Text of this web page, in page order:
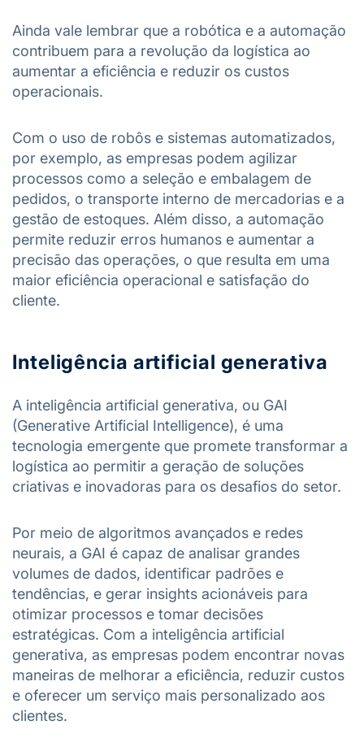
Ainda vale lembrar que a robótica e a automação
contribuem para a revolução da logística ao
aumentar a eficiência e reduzir os custos
operacionais.
Com o uso de robôs e sistemas automatizados,
por exemplo, as empresas podem agilizar
processos como a seleção e embalagem de
pedidos, o transporte interno de mercadorias e a
gestão de estoques. Além disso, a automação
permite reduzir erros humanos e aumentar a
precisão das operações, o que resulta em uma
maior eficiência operacional e satisfação do
cliente.
Inteligência artificial generativa
A inteligência artificial generativa, ou GAI
(Generative Artificial Intelligence), é uma
tecnologia emergente que promete transformar a
logística ao permitir a geração de soluções
criativas e inovadoras para os desafios do setor.
Por meio de algoritmos avançados e redes
neurais, a GAI é capaz de analisar grandes
volumes de dados, identificar padrões e
tendências, e gerar insights acionáveis ​​para
otimizar processos e tomar decisões
estratégicas. Com a inteligência artificial
generativa, as empresas podem encontrar novas
maneiras de melhorar a eficiência, reduzir custos
e oferecer um serviço mais personalizado aos
clientes.